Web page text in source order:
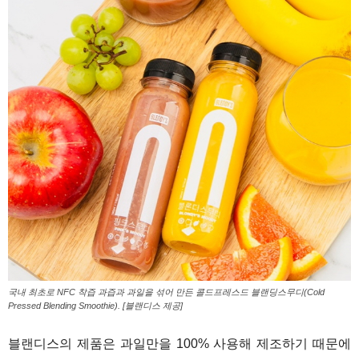
국내 최초로 NFC 착즙 과즙과 과일을 섞어 만든 콜드프레스드 블랜딩스무디(Cold
Pressed Blending Smoothie). [블랜디스 제공]
블랜디스의 제품은 과일만을 100% 사용해 제조하기 때문에